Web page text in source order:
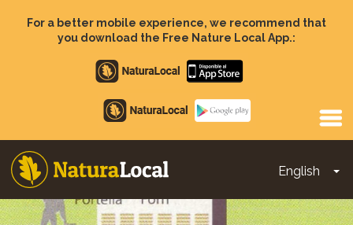
For a better mobile experience, we recommend that
you download the Free Nature Local App.:
Apple
store
Google
Play
English
Main